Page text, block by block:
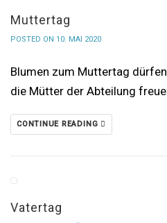
Muttertag
POSTED ON 10. MAI 2020
Blumen zum Muttertag
die Mütter der Abteilung
CONTINUE READING
Vatertag